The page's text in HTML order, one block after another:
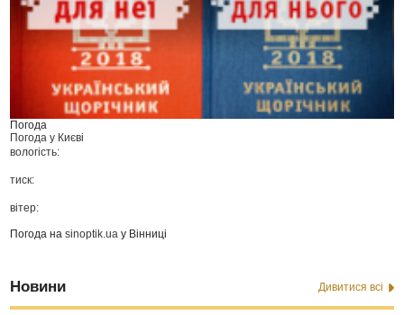
Погода
Погода у Києві
вологість:
тиск:
вітер:
Погода наsinoptik.ua у Вінниці
Новини Дивитися всі